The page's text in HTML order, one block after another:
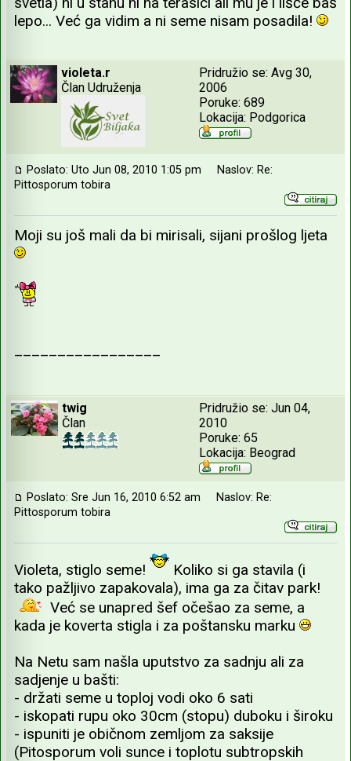
lepo... Već ga vidim a ni seme nisam posadila!
violeta.r
Član Udruženja
Pridružio se: Avg 30,
2006
Poruke: 689
Lokacija: Podgorica
Poslato: Uto Jun 08, 2010 1:05 pm
Naslov: Re:
Pittosporum tobira
Moji su još mali da bi mirisali, sijani prošlog ljeta
_________________
twig
Član
Pridružio se: Jun 04,
2010
Poruke: 65
Lokacija: Beograd
Poslato: Sre Jun 16, 2010 6:52 am
Naslov: Re:
Pittosporum tobira
Violeta, stiglo seme!
Koliko si ga stavila (i
tako pažljivo zapakovala), ima ga za čitav park!
Već se unapred šef očešao za seme, a
kada je koverta stigla i za poštansku marku
Na Netu sam našla uputstvo za sadnju ali za
sadjenje u bašti:
- držati seme u toploj vodi oko 6 sati
- iskopati rupu oko 30cm (stopu) duboku i široku
- ispuniti je običnom zemljom za saksije
(Pitosporum voli sunce i toplotu subtropskih